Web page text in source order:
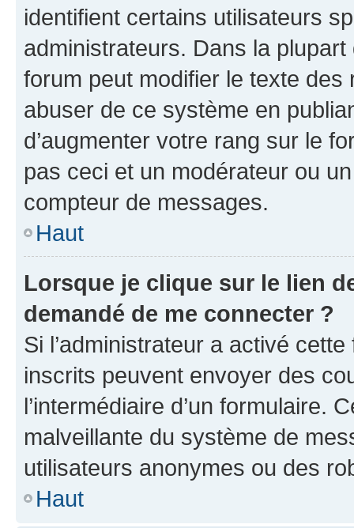
identifient certains utilisateurs
administrateurs. Dans la
forum peut modifier le texte
abuser de ce système en
d’augmenter votre rang sur le
pas ceci et un modérateur ou
compteur de messages.
Haut
Lorsque je clique sur le lien
demandé de me connecter ?
Si l’administrateur a activé
inscrits peuvent envoyer des
l’intermédiaire d’un formulaire.
malveillante du système de
utilisateurs anonymes ou des
Haut